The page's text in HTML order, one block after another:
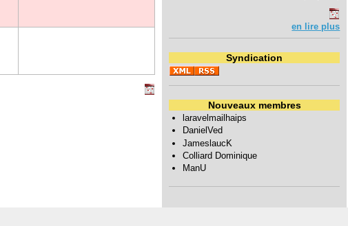
en lire plus
Syndication
Nouveaux membres
laravelmailhaips
DanielVed
JameslaucK
Colliard Dominique
ManU